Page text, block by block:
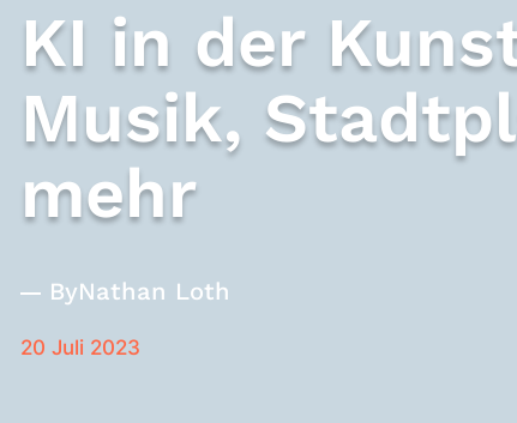
KI in der
Musik,
mehr
ByNathan Loth
20 Juli 2023